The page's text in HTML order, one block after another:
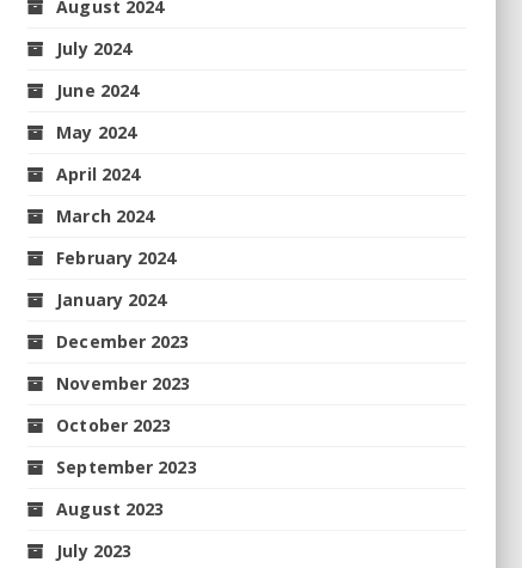
August 2024
July 2024
June 2024
May 2024
April 2024
March 2024
February 2024
January 2024
December 2023
November 2023
October 2023
September 2023
August 2023
July 2023